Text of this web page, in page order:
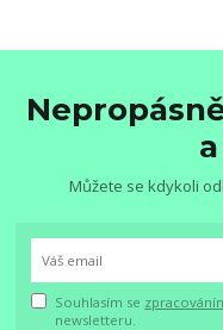
Můžete se kdykoli
Souhlasím se
newsletteru.